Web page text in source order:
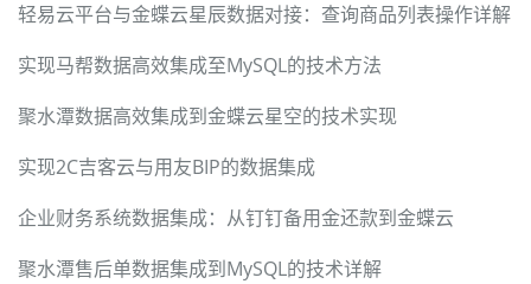
轻易云平台与金蝶云星辰数据对接：查询商品列表操作详解
实现马帮数据高效集成至MySQL的技术方法
聚水潭数据高效集成到金蝶云星空的技术实现
实现2C吉客云与用友BIP的数据集成
企业财务系统数据集成：从钉钉备用金还款到金蝶云
聚水潭售后单数据集成到MySQL的技术详解